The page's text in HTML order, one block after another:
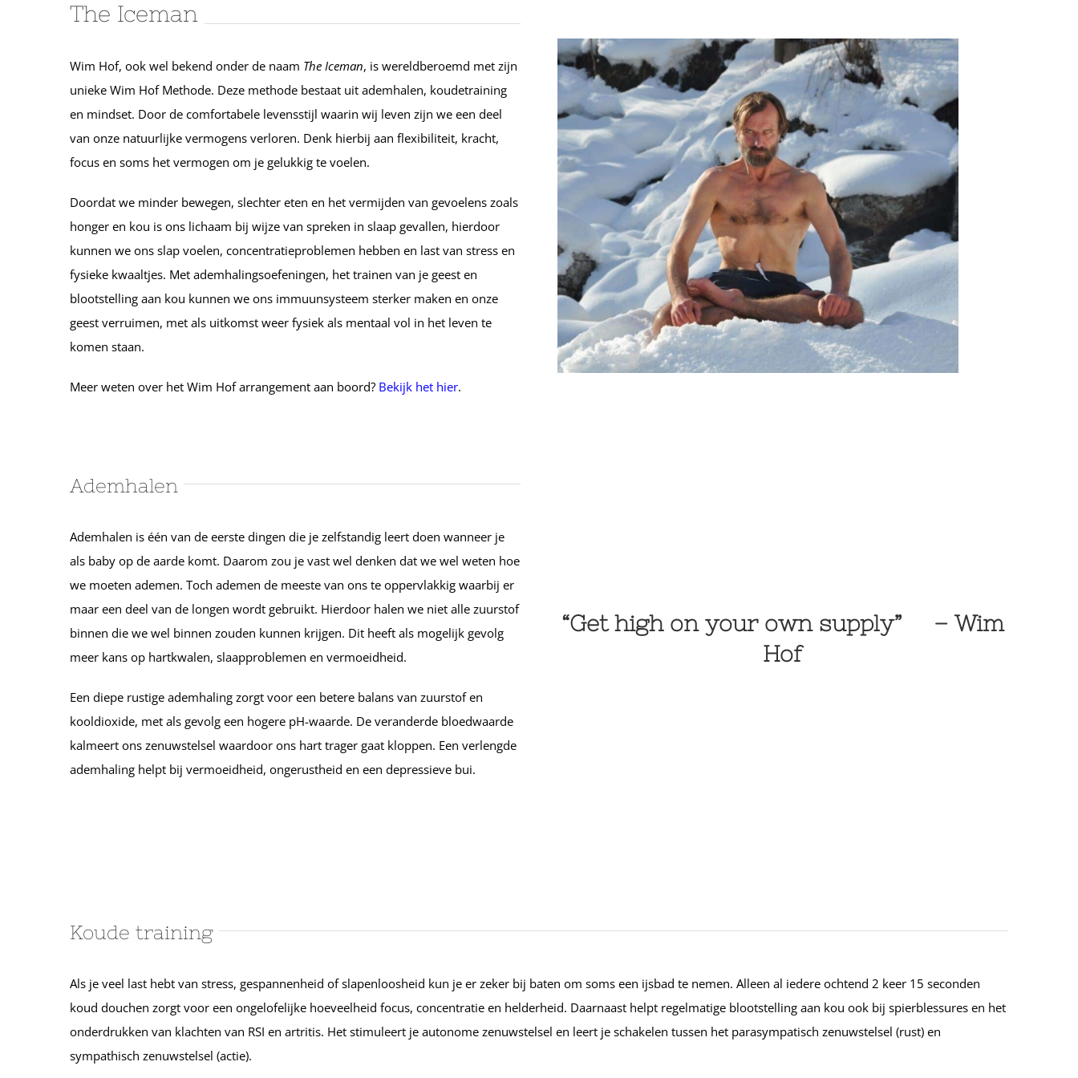
The Iceman
Wim Hof, ook wel bekend onder de naam The Iceman, is wereldberoemd met zijn
unieke Wim Hof Methode. Deze methode bestaat uit ademhalen, koudetraining
en mindset. Door de comfortabele levensstijl waarin wij leven zijn we een deel
van onze natuurlijke vermogens verloren. Denk hierbij aan flexibiliteit, kracht,
focus en soms het vermogen om je gelukkig te voelen.
Doordat we minder bewegen, slechter eten en het vermijden van gevoelens zoals
honger en kou is ons lichaam bij wijze van spreken in slaap gevallen, hierdoor
kunnen we ons slap voelen, concentratieproblemen hebben en last van stress en
fysieke kwaaltjes. Met ademhalingsoefeningen, het trainen van je geest en
blootstelling aan kou kunnen we ons immuunsysteem sterker maken en onze
geest verruimen, met als uitkomst weer fysiek als mentaal vol in het leven te
komen staan.
Meer weten over het Wim Hof arrangement aan boord? Bekijk het hier.
Ademhalen
Ademhalen is één van de eerste dingen die je zelfstandig leert doen wanneer je
als baby op de aarde komt. Daarom zou je vast wel denken dat we wel weten hoe
we moeten ademen. Toch ademen de meeste van ons te oppervlakkig waarbij er
maar een deel van de longen wordt gebruikt. Hierdoor halen we niet alle zuurstof
binnen die we wel binnen zouden kunnen krijgen. Dit heeft als mogelijk gevolg
meer kans op hartkwalen, slaapproblemen en vermoeidheid.
Een diepe rustige ademhaling zorgt voor een betere balans van zuurstof en
kooldioxide, met als gevolg een hogere pH-waarde. De veranderde bloedwaarde
kalmeert ons zenuwstelsel waardoor ons hart trager gaat kloppen. Een verlengde
ademhaling helpt bij vermoeidheid, ongerustheid en een depressieve bui.
“Get high on your own supply” – Wim
Hof
Koude training
Als je veel last hebt van stress, gespannenheid of slapenloosheid kun je er zeker bij baten om soms een ijsbad te nemen. Alleen al iedere ochtend 2 keer 15 seconden
koud douchen zorgt voor een ongelofelijke hoeveelheid focus, concentratie en helderheid. Daarnaast helpt regelmatige blootstelling aan kou ook bij spierblessures en het
onderdrukken van klachten van RSI en artritis. Het stimuleert je autonome zenuwstelsel en leert je schakelen tussen het parasympatisch zenuwstelsel (rust) en
sympathisch zenuwstelsel (actie).